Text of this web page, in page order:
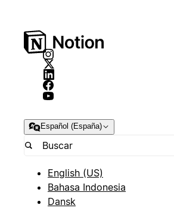
Español (España)
English (US)
Bahasa Indonesia
Dansk